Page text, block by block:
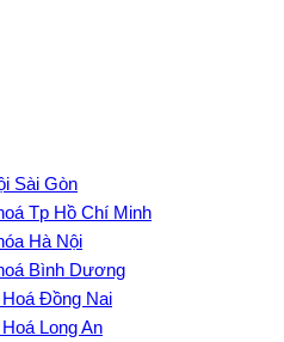
Sài Gòn
Tp Hồ Chí Minh
Hà Nội
Bình Dương
Đồng Nai
Long An